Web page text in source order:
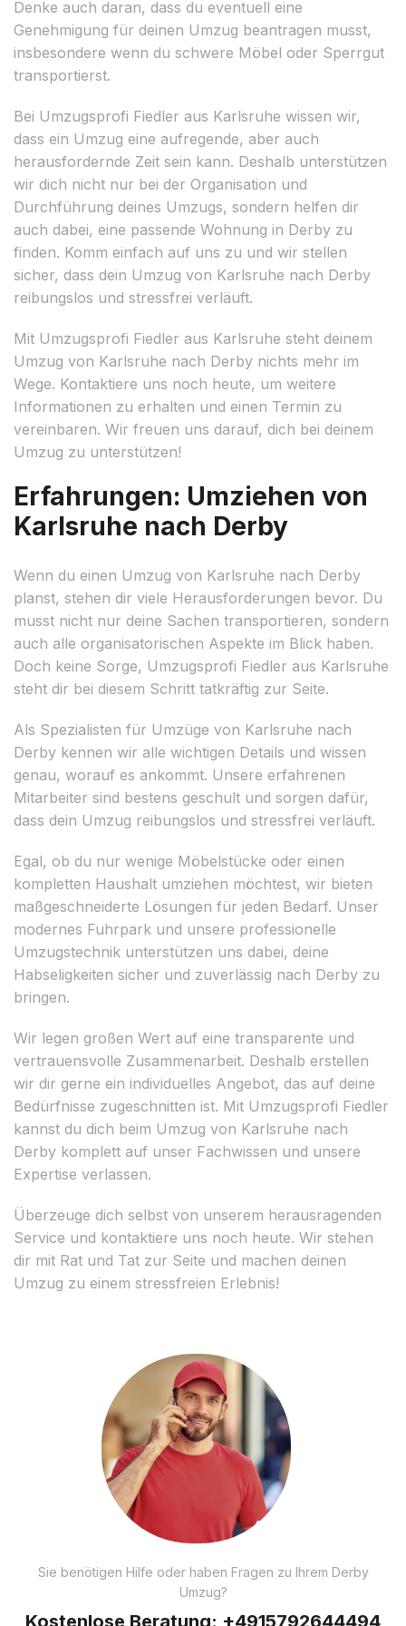
Denke auch daran, dass du eventuell eine
Genehmigung für deinen Umzug beantragen musst,
insbesondere wenn du schwere Möbel oder Sperrgut
transportierst.
Bei Umzugsprofi Fiedler aus Karlsruhe wissen wir,
dass ein Umzug eine aufregende, aber auch
herausfordernde Zeit sein kann. Deshalb unterstützen
wir dich nicht nur bei der Organisation und
Durchführung deines Umzugs, sondern helfen dir
auch dabei, eine passende Wohnung in Derby zu
finden. Komm einfach auf uns zu und wir stellen
sicher, dass dein Umzug von Karlsruhe nach Derby
reibungslos und stressfrei verläuft.
Mit Umzugsprofi Fiedler aus Karlsruhe steht deinem
Umzug von Karlsruhe nach Derby nichts mehr im
Wege. Kontaktiere uns noch heute, um weitere
Informationen zu erhalten und einen Termin zu
vereinbaren. Wir freuen uns darauf, dich bei deinem
Umzug zu unterstützen!
Erfahrungen: Umziehen von
Karlsruhe nach Derby
Wenn du einen Umzug von Karlsruhe nach Derby
planst, stehen dir viele Herausforderungen bevor. Du
musst nicht nur deine Sachen transportieren, sondern
auch alle organisatorischen Aspekte im Blick haben.
Doch keine Sorge, Umzugsprofi Fiedler aus Karlsruhe
steht dir bei diesem Schritt tatkräftig zur Seite.
Als Spezialisten für Umzüge von Karlsruhe nach
Derby kennen wir alle wichtigen Details und wissen
genau, worauf es ankommt. Unsere erfahrenen
Mitarbeiter sind bestens geschult und sorgen dafür,
dass dein Umzug reibungslos und stressfrei verläuft.
Egal, ob du nur wenige Möbelstücke oder einen
kompletten Haushalt umziehen möchtest, wir bieten
maßgeschneiderte Lösungen für jeden Bedarf. Unser
modernes Fuhrpark und unsere professionelle
Umzugstechnik unterstützen uns dabei, deine
Habseligkeiten sicher und zuverlässig nach Derby zu
bringen.
Wir legen großen Wert auf eine transparente und
vertrauensvolle Zusammenarbeit. Deshalb erstellen
wir dir gerne ein individuelles Angebot, das auf deine
Bedürfnisse zugeschnitten ist. Mit Umzugsprofi Fiedler
kannst du dich beim Umzug von Karlsruhe nach
Derby komplett auf unser Fachwissen und unsere
Expertise verlassen.
Überzeuge dich selbst von unserem herausragenden
Service und kontaktiere uns noch heute. Wir stehen
dir mit Rat und Tat zur Seite und machen deinen
Umzug zu einem stressfreien Erlebnis!
Sie benötigen Hilfe oder haben Fragen zu Ihrem Derby
Umzug?
Kostenlose Beratung: +4915792644494